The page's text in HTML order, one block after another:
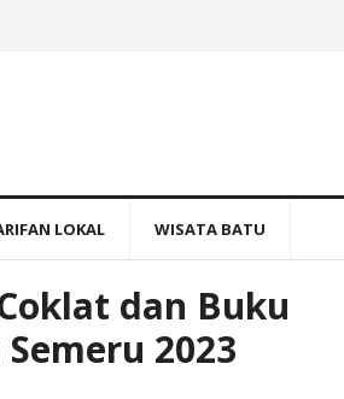
LOKAL WISATA BATU
dan Buku
2023